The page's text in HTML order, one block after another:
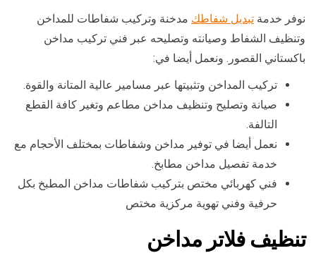
نوفر خدمة تبديل شفاطك مدخنة وتركيب شفاطات للمداخن
وتنظيف الشفاط وصيانته وتصليحه عبر فني تركيب مداخن
باكستاني القصور. ونعمل أيضا في:
تركيب المداخن وتثبيتها عبر مسامير عالية المتانة والقوة.
صيانة وتصليح وتنظيف مداخن مطاعم وتغير كافة القطع
التالفة.
نعمل أيضا في توفير مداخن وشفاطات بمختلف الأحجام مع
خدمة تفصيل مداخن مطابخ.
فني كهربائي مختص بتركيب شفاطات مداخن المطبخ بكل
حرفية وفني تهوية مركزية مختص
تنظيف فلاتر مداخن